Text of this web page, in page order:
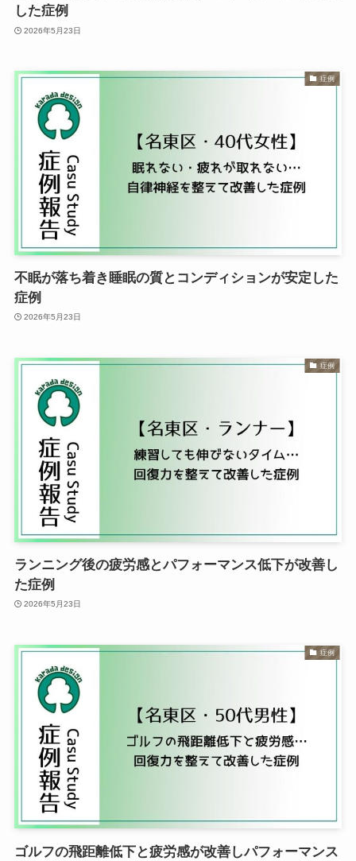
した症例
2026年5月23日
症例
不眠が落ち着き睡眠の質とコンディションが安定した
症例
2026年5月23日
症例
ランニング後の疲労感とパフォーマンス低下が改善し
た症例
2026年5月23日
症例
ゴルフの飛距離低下と疲労感が改善しパフォーマンス